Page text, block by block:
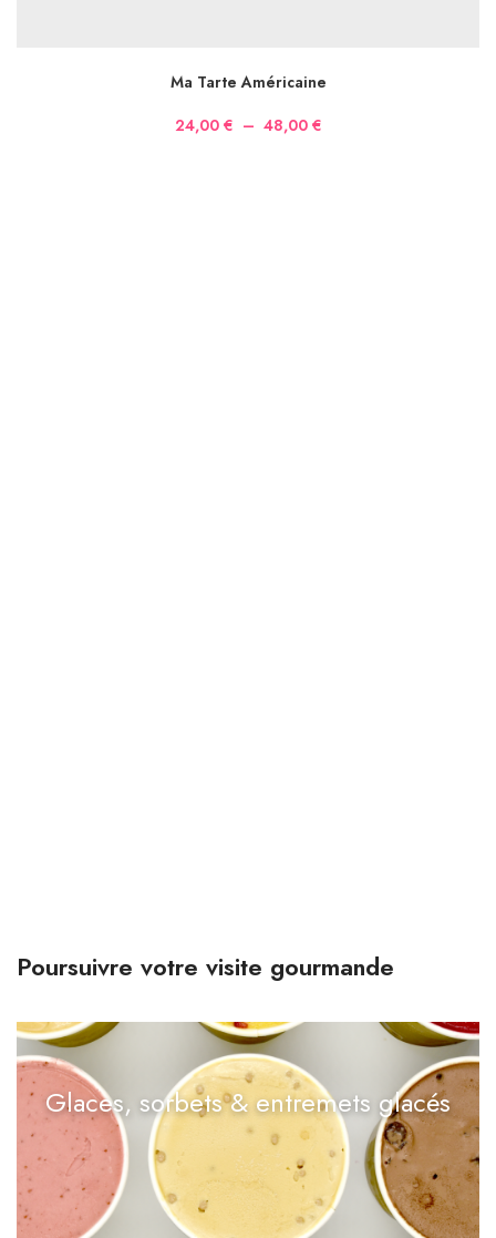
Ma Tarte Américaine
24,00 € – 48,00 €Plage
Poursuivre votre visite gourmande
Glaces, sorbets & entremets glacés